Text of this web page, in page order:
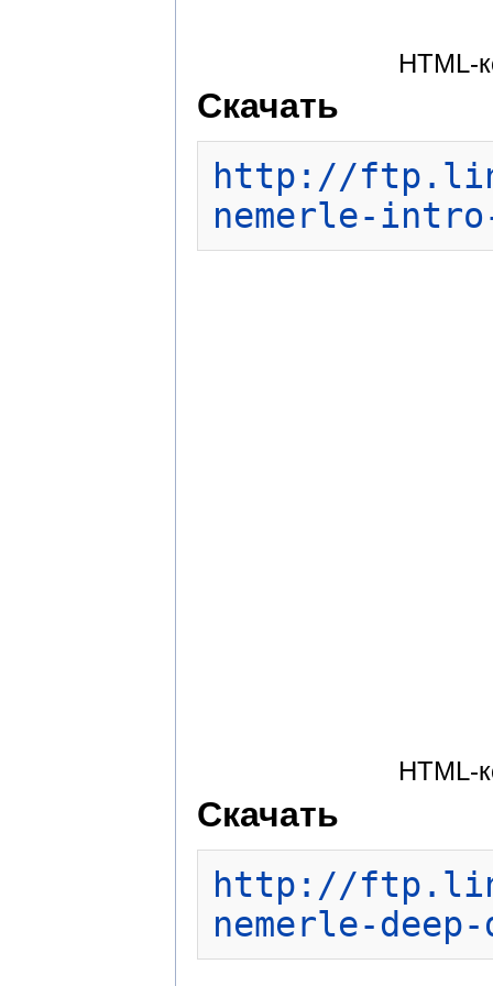
HTML-
Скачать
http://
nemerle-
HTML-
Скачать
http://
nemerle-